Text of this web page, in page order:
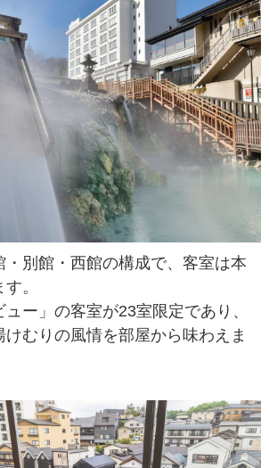
・別館・西館の構成で、客室は本
。
ー」の客室が23室限定であり、
むりの風情を部屋から味わえま